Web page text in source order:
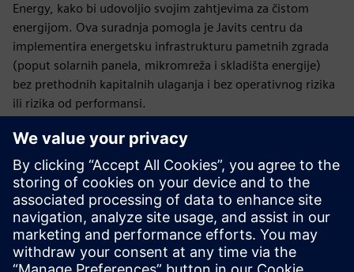
Energy, kako bi udovoljio svojim zahtjevima za čistom
energijom. Ova suradnja pomogla je Javits centru da
implementira energetsku infrastrukturu pametnih zgrada
(poput solarnih panela, mikromreža i skladišta energije)
bez prethodnih kapitalnih ulaganja i bez operativnog rizika
ili rizika od performansi.
Osim što osigurava uštedu potražnje Javits, baterija
mreže. Prilagođeni sustav solarnih nadstrešnica dizajniran
je posebno da prilagodi jedinstvenim karakteristikama
jednog od najvećih zelenih krovova u SAD-u.
Preuzmite e-vodič EaaS